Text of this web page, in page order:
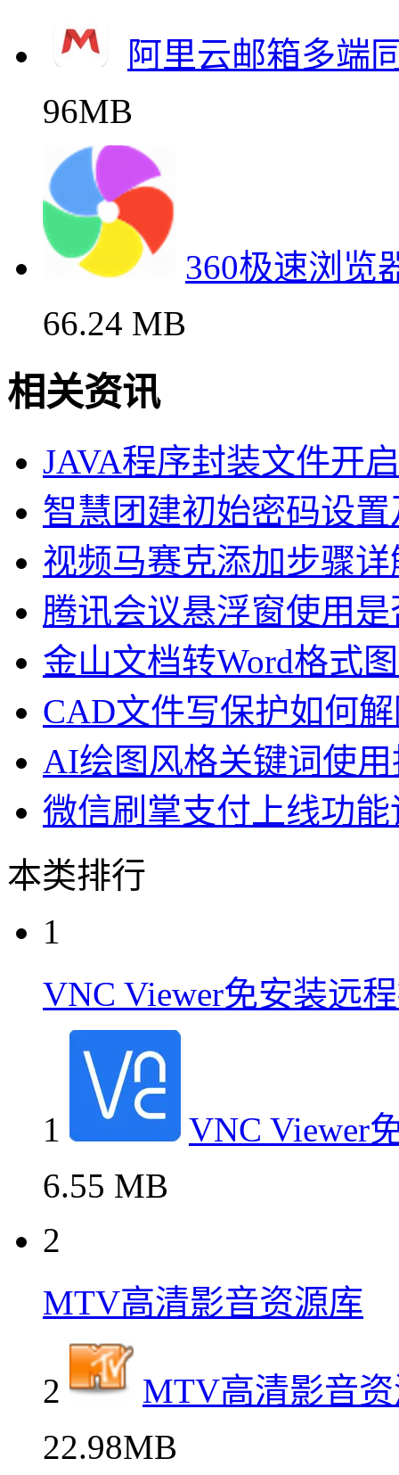
阿里云邮箱多端
96MB
360极速浏览
66.24 MB
相关资讯
JAVA程序封装文件开
智慧团建初始密码设
视频马赛克添加步骤详
腾讯会议悬浮窗使用
金山文档转Word格式
CAD文件写保护如何
AI绘图风格关键词使
微信刷掌支付上线功能
本类排行
1
VNC Viewer免安装远
1
VNC Viewer
6.55 MB
2
MTV高清影音资源库
2
MTV高清影音
22.98MB